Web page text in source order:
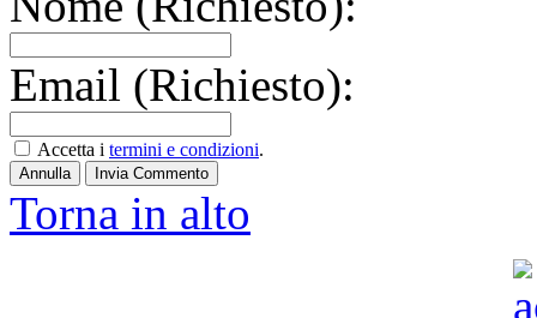
Email (Richiesto):
Accetta i termini e condizioni.
Annulla Invia Commento
Torna in alto